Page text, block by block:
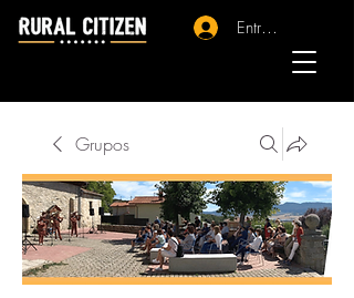
Entrar - Registro
Grupos